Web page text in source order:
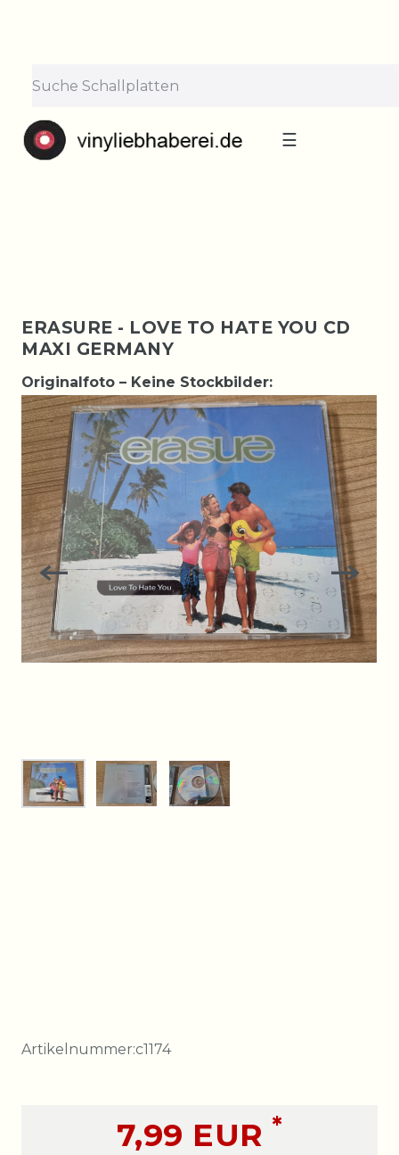
Bestellungen nehmen wir gerne entgegen —
der Versand startet wieder ab Montag, 31.
☰
ERASURE - LOVE TO HATE YOU CD
MAXI GERMANY
Originalfoto – Keine Stockbilder:
Artikelnummer:c1174
7,99 EUR *